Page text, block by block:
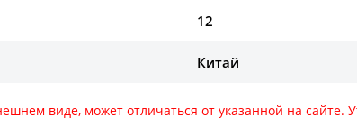
12
Китай
виде, может отличаться от указанной на